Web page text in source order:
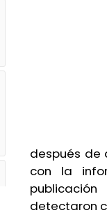
después de
con la
detectaron